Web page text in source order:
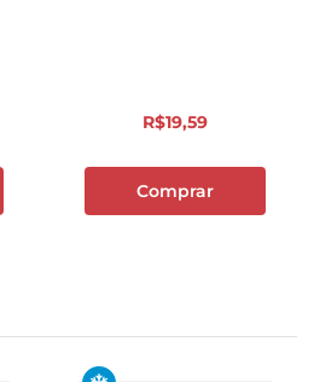
R$19,59
Comprar